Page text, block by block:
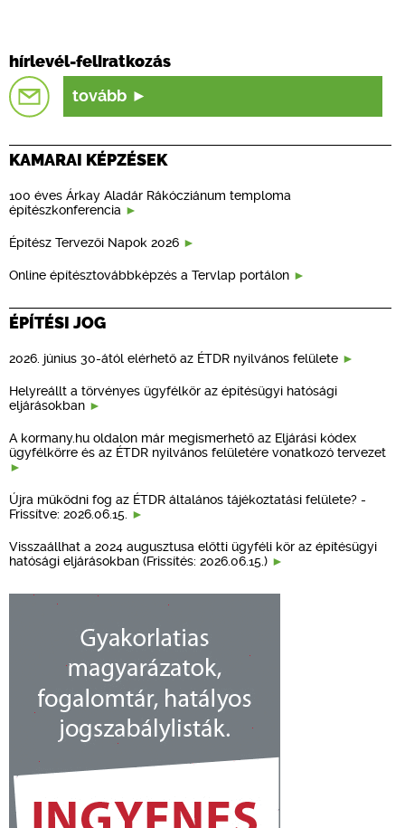
hírlevél-feliratkozás
tovább
KAMARAI KÉPZÉSEK
100 éves Árkay Aladár Rákócziánum temploma
építészkonferencia
Építész Tervezői Napok 2026
Online építésztovábbképzés a Tervlap portálon
ÉPÍTÉSI JOG
2026. június 30-ától elérhető az ÉTDR nyilvános felülete
Helyreállt a törvényes ügyfélkör az építésügyi hatósági
eljárásokban
A kormany.hu oldalon már megismerhető az Eljárási kódex
ügyfélkörre és az ÉTDR nyilvános felületére vonatkozó tervezet
Újra működni fog az ÉTDR általános tájékoztatási felülete? -
Frissítve: 2026.06.15.
Visszaállhat a 2024 augusztusa előtti ügyféli kör az építésügyi
hatósági eljárásokban (Frissítés: 2026.06.15.)